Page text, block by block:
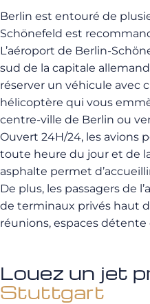
Berlin est entouré de
Schönefeld est
L’aéroport de Berlin-
sud de la capitale
réserver un véhicule avec
hélicoptère qui vous
centre-ville de Berlin ou
Ouvert 24H/24, les avions
toute heure du jour et de
asphalte permet
De plus, les passagers de
de terminaux privés haut
réunions, espaces
Louez un jet
Stuttgart